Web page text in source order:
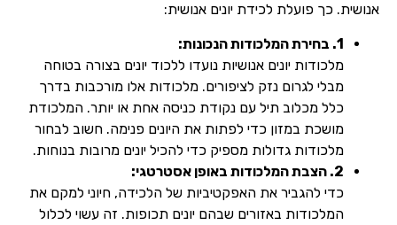
אנושית. כך פועלת לכידת יונים אנושית:
1. בחירת המלכודות הנכונות:
מלכודות יונים אנושיות נועדו ללכוד יונים בצורה בטוחה
מבלי לגרום נזק לציפורים. מלכודות אלו מורכבות בדרך
כלל מכלוב תיל עם נקודת כניסה אחת או יותר. המלכודת
מושכת במזון כדי לפתות את היונים פנימה. חשוב לבחור
מלכודות גדולות מספיק כדי להכיל יונים מרובות בנוחות.
2. הצבת המלכודות באופן אסטרטגי:
כדי להגביר את האפקטיביות של הלכידה, חיוני למקם את
המלכודות באזורים שבהם יונים תכופות. זה עשוי לכלול